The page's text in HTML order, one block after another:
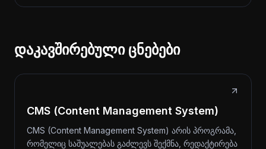
დაკავშირებული ცნებები
CMS (Content Management System)
CMS (Content Management System) არის პროგრამა,
რომელიც საშუალებას გაძლევს შექმნა, რედაქტირება